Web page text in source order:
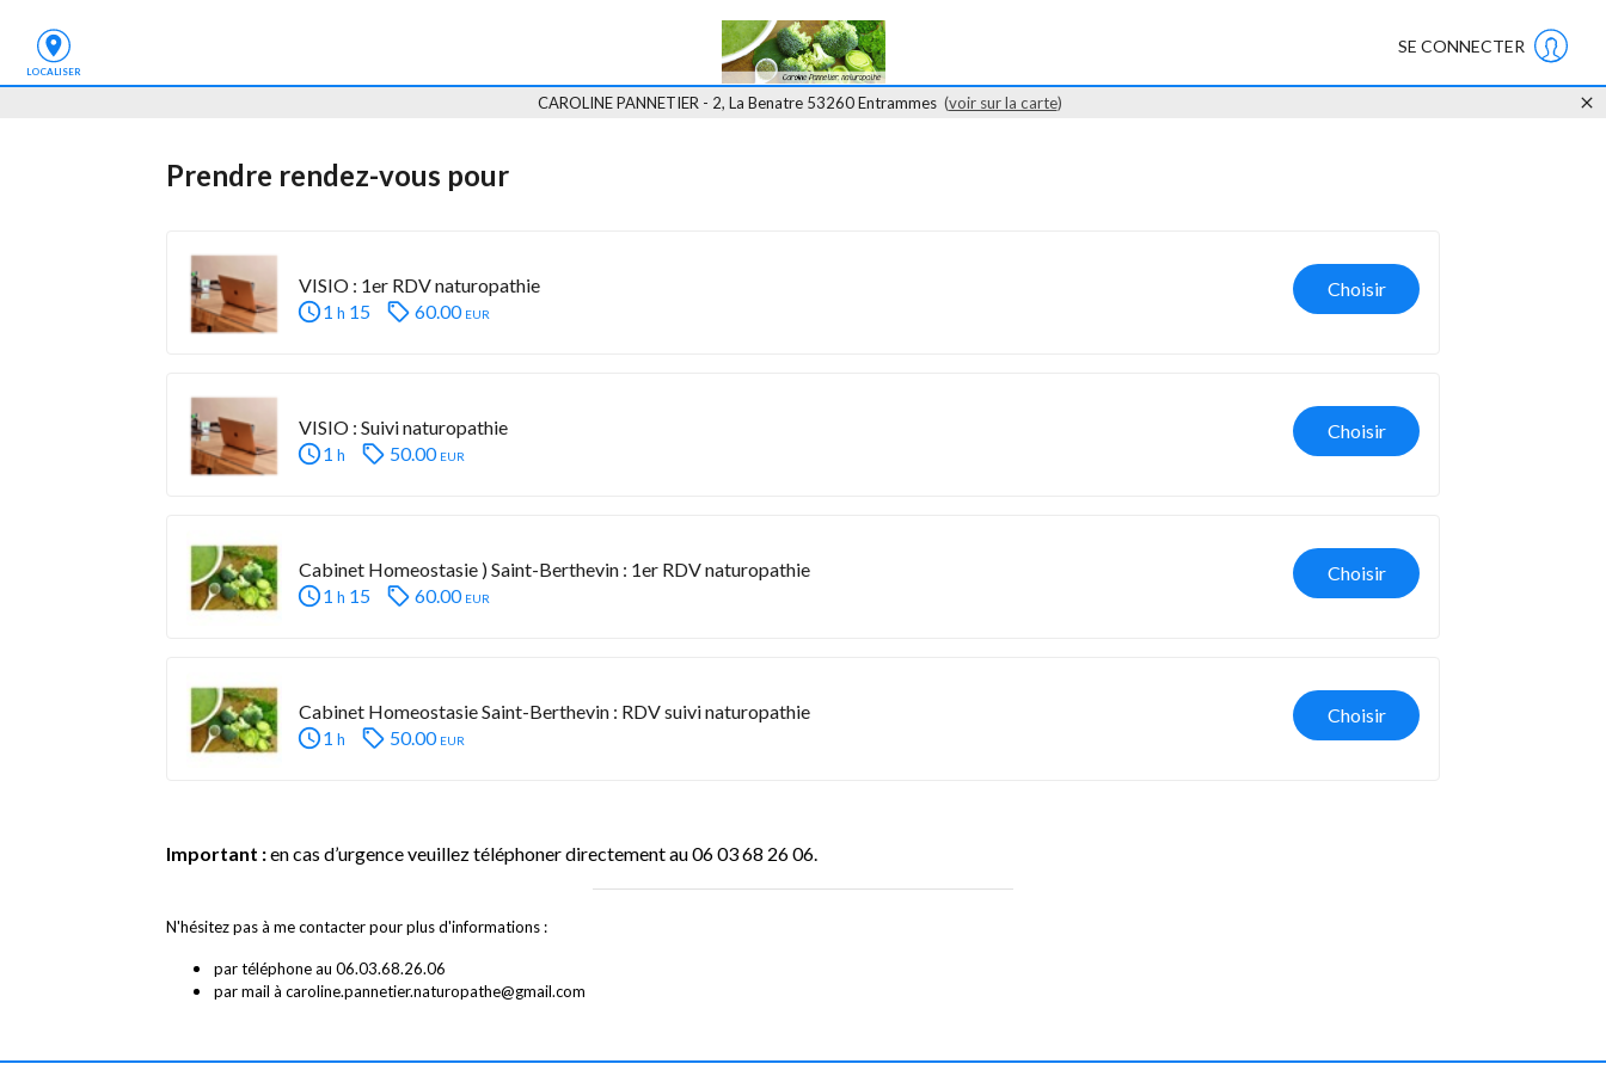
LOCALISER
SE CONNECTER
CAROLINE PANNETIER - 2, La Benatre 53260 Entrammes (voir sur la carte)
Prendre rendez-vous pour
Choisir
VISIO : 1er RDV naturopathie
1 h 15 60.00 eur
Choisir
VISIO : Suivi naturopathie
1 h 50.00 eur
Choisir
Cabinet Homeostasie ) Saint-Berthevin : 1er RDV naturopathie
1 h 15 60.00 eur
Choisir
Cabinet Homeostasie Saint-Berthevin : RDV suivi naturopathie
1 h 50.00 eur
Important :en cas d’urgence veuillez téléphoner directement au 06 03 68 26 06.
N'hésitez pas à me contacter pour plus d'informations :
par téléphone au 06.03.68.26.06
par mail à caroline.pannetier.naturopathe@gmail.com